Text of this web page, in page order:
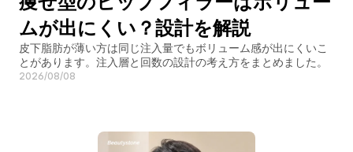
ムが出にくい？設計を解説
皮下脂肪が薄い方は同じ注入量でもボリューム感が出にくいこ
とがあります。注入層と回数の設計の考え方をまとめました。
2026/08/08